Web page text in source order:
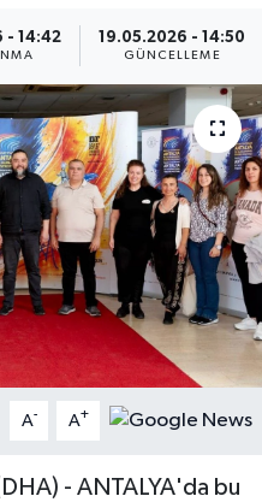
- 14:42 19.05.2026 - 14:50
GÜNCELLEME
A- A+
- ANTALYA'da bu